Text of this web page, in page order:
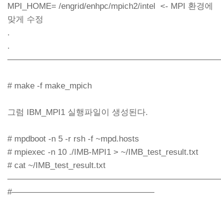
MPI_HOME= /engrid/enhpc/mpich2/intel <- MPI 환경에
맞게 수정
.
.
# make -f make_mpich
그럼 IBM_MPI1 실행파일이 생성된다.
# mpdboot -n 5 -r rsh -f ~mpd.hosts
# mpiexec -n 10 ./IMB-MPI1 > ~/IMB_test_result.txt
# cat ~/IMB_test_result.txt
#—————————————————